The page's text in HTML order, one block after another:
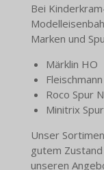
Bei
Marken und
Märklin HO
Roco Spur N
Minitrix
Unser
gutem
unseren